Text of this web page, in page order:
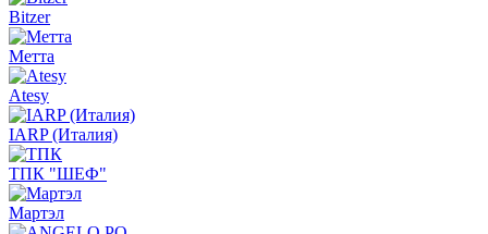
Bitzer
Метта
Atesy
IARP (Италия)
ТПК "ШЕФ"
Мартэл